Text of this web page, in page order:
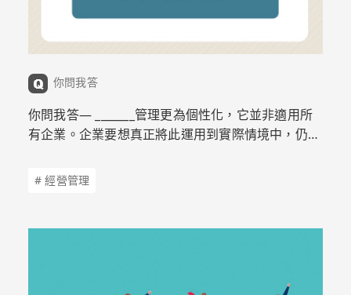
你問我答
你問我答— _______管理更為個性化，它並非適用所
有企業。企業要想真正將此運用到實際情境中，仍需
# 經營管理